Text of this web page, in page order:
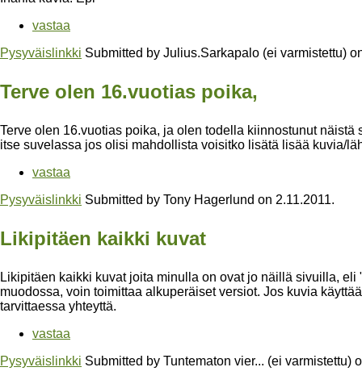
vastaa
Pysyväislinkki Submitted by Julius.Sarkapalo (ei varmistettu)
Terve olen 16.vuotias poika,
Terve olen 16.vuotias poika, ja olen todella kiinnostunut
itse suvelassa jos olisi mahdollista voisitko lisätä lisää kuvia/
vastaa
Pysyväislinkki Submitted by Tony Hagerlund on 2.11.2011.
Likipitäen kaikki kuvat
Likipitäen kaikki kuvat joita minulla on ovat jo näillä sivuilla,
muodossa, voin toimittaa alkuperäiset versiot. Jos kuvia
tarvittaessa yhteyttä.
vastaa
Pysyväislinkki Submitted by Tuntematon vier... (ei varmistettu)